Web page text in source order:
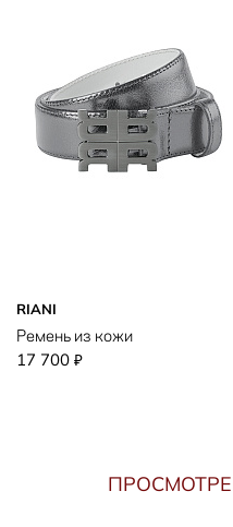
RIANI
Ремень из кожи
17 700 ₽